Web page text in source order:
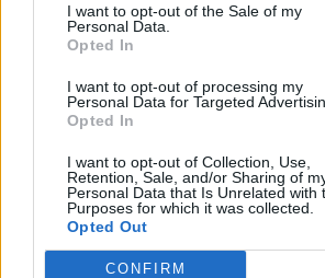
I want to opt-out of the Sale of my
Personal Data.
Opted In
I want to opt-out of processing my
Personal Data for Targeted
Opted In
I want to opt-out of Collection, Use,
Retention, Sale, and/or Sharing of
Personal Data that Is Unrelated with
Purposes for which it was collected.
Opted Out
CONFIRM
Olaria Negra de Bisalhães
reconhecida e protegida
indicação geográfica
10 de Agosto, 2026
Siga-nos no Instagram